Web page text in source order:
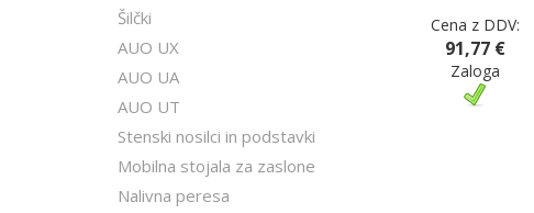
Šilčki
AUO UX
AUO UA
AUO UT
Stenski nosilci in podstavki
Mobilna stojala za zaslone
Nalivna peresa
Cena z DDV:
91,77 €
Zaloga